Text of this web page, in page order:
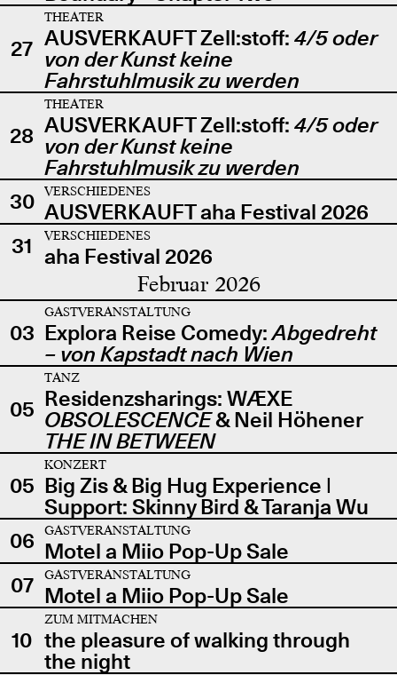
27
THEATER
AUSVERKAUFT Zell:stoff: 4/5 oder
von der Kunst keine
Fahrstuhlmusik zu werden
28
THEATER
AUSVERKAUFT Zell:stoff: 4/5 oder
von der Kunst keine
Fahrstuhlmusik zu werden
30
VERSCHIEDENES
AUSVERKAUFT aha Festival 2026
31
VERSCHIEDENES
aha Festival 2026
Februar 2026
03
GASTVERANSTALTUNG
Explora Reise Comedy:Abgedreht
– von Kapstadt nach Wien
05
TANZ
Residenzsharings: WÆXE
OBSOLESCENCE& Neil Höhener
THE IN BETWEEN
05
KONZERT
Big Zis & Big Hug Experience |
Support: Skinny Bird & Taranja Wu
06
GASTVERANSTALTUNG
Motel a Miio Pop-Up Sale
07
GASTVERANSTALTUNG
Motel a Miio Pop-Up Sale
10
ZUM MITMACHEN
the pleasure of walking through
the night